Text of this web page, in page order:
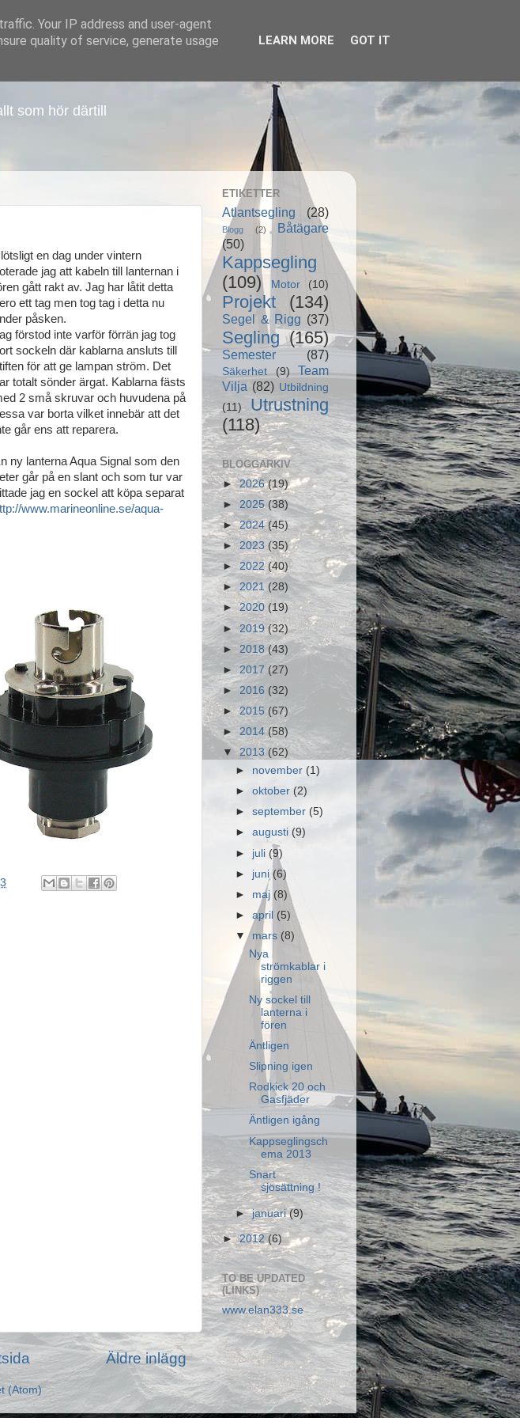
som hör därtill
en dag under vintern
jag att kabeln till lanternan i
gått rakt av. Jag har låtit detta
ett tag men tog tag i detta nu
påsken.
förstod inte varför förrän jag tog
sockeln där kablarna ansluts till
för att ge lampan ström. Det
totalt sönder ärgat. Kablarna fästs
2 små skruvar och huvudena på
var borta vilket innebär att det
går ens att reparera.
ny lanterna Aqua Signal som den
går på en slant och som tur var
jag en sockel att köpa separat
www.marineonline.se/aqua-
Äldre inlägg
(Atom)
ETIKETTER
Atlantsegling (28)
Blogg (2)
Båtägare
(50)
Kappsegling
(109)
Motor (10)
Projekt (134)
Segel & Rigg (37)
Segling (165)
Semester (87)
Säkerhet (9)
Team
Vilja (82) Utbildning
(11)
Utrustning
(118)
BLOGGARKIV
►2026(19)
► 2025 (38)
►2024(45)
►2023 (35)
►2022(40)
► 2021 (28)
►2020 (19)
►2019(32)
► 2018 (43)
►2017 (27)
► 2016 (32)
►2015 (67)
► 2014(58)
▼ 2013 (62)
► november (1)
►oktober(2)
►september (5)
►augusti(9)
► juli(9)
► juni(6)
► maj (8)
►april (5)
▼ mars (8)
Nya
strömkablar i
riggen
Ny sockel till
lanterna i
fören
Äntligen
Slipning igen
Rodkick 20 och
Gasfjäder
Äntligen igång
Kappseglingsch
ema 2013
Snart
sjösättning !
►januari(9)
►2012 (6)
TO BE UPDATED
(LINKS)
www.elan333.se
Your IP address and user-agent
quality of service, generate usage
LEARN MORE GOT IT